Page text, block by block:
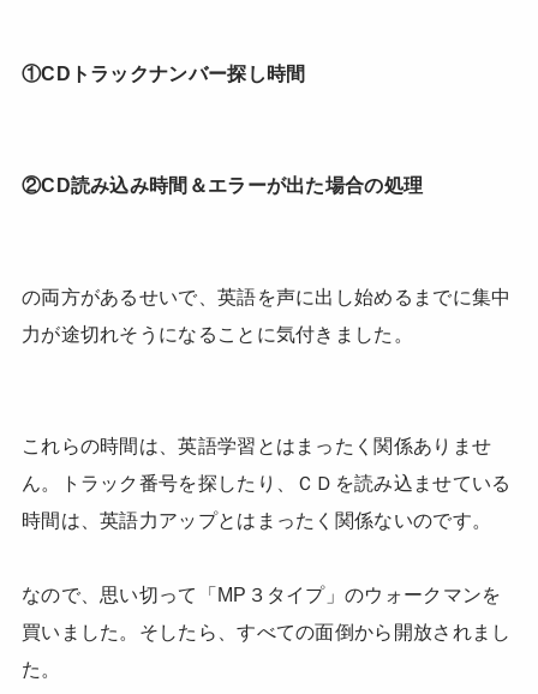
①CDトラックナンバー探し時間
②CD読み込み時間＆エラーが出た場合の処理
の両方があるせいで、英語を声に出し始めるまでに集中
力が途切れそうになることに気付きました。
これらの時間は、英語学習とはまったく関係ありませ
ん。トラック番号を探したり、ＣＤを読み込ませている
時間は、英語力アップとはまったく関係ないのです。
なので、思い切って「MP３タイプ」のウォークマンを
買いました。そしたら、すべての面倒から開放されまし
た。